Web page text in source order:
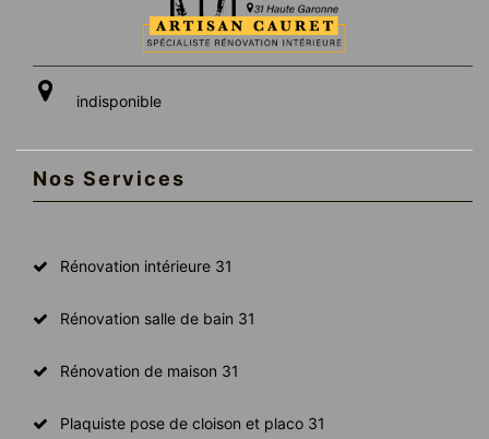
indisponible
Nos Services
Rénovation intérieure 31
Rénovation salle de bain 31
Rénovation de maison 31
Plaquiste pose de cloison et placo 31